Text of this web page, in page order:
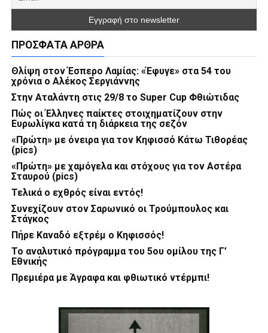
ΠΡΌΣΦΑΤΑ ΆΡΘΡΑ
Θλίψη στον Έσπερο Λαμίας: «Έφυγε» στα 54 του
χρόνια ο Αλέκος Σεργιάννης
Στην Αταλάντη στις 29/8 το Super Cup Φθιώτιδας
Πώς οι Έλληνες παίκτες στοιχηματίζουν στην
Ευρωλίγκα κατά τη διάρκεια της σεζόν
«Πρώτη» με όνειρα για τον Κηφισσό Κάτω Τιθορέας
(pics)
«Πρώτη» με χαμόγελα και στόχους για τον Αστέρα
Σταυρού (pics)
Τελικά ο εχθρός είναι εντός!
Συνεχίζουν στον Σαρωνικό οι Τρούμπουλος και
Στάγκος
Πήρε Καναδό εξτρέμ ο Κηφισσός!
Το αναλυτικό πρόγραμμα του 5ου ομίλου της Γ’
Εθνικής
Πρεμιέρα με Άγραφα και φθιωτικό ντέρμπι!